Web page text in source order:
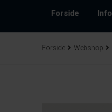
Forside Info
Forside Webshop